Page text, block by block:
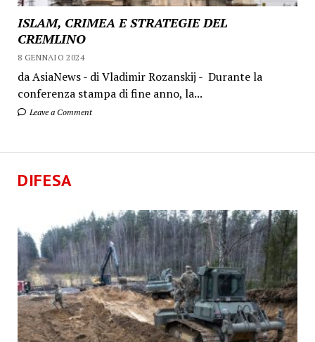
ISLAM, CRIMEA E STRATEGIE DEL
CREMLINO
8 GENNAIO 2024
da AsiaNews - di Vladimir Rozanskij - Durante la
conferenza stampa di fine anno, la...
Leave a Comment
DIFESA